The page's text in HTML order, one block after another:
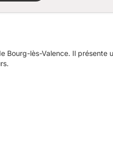
lès-Valence. Il présente